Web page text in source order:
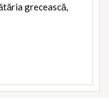
grecească,